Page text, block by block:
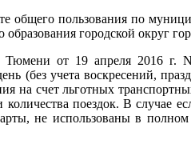
общего пользования по
городской округ
Тюмени от 19 апреля 2016
(без учета воскресений,
на счет льготных
количества поездок. В
не использованы в